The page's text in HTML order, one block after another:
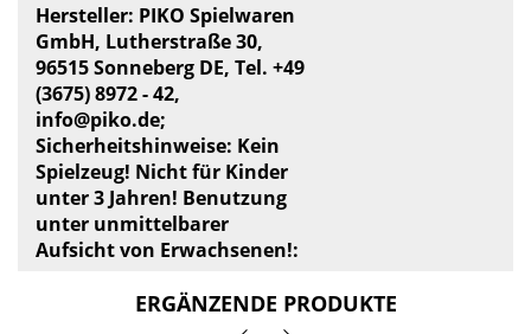
Hersteller: PIKO Spielwaren
GmbH, Lutherstraße 30,
96515 Sonneberg DE, Tel. +49
(3675) 8972 - 42,
info@piko.de;
Sicherheitshinweise: Kein
Spielzeug! Nicht für Kinder
unter 3 Jahren! Benutzung
unter unmittelbarer
Aufsicht von Erwachsenen!:
ERGÄNZENDE PRODUKTE